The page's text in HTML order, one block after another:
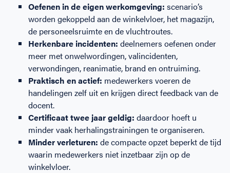
Oefenen in de eigen werkomgeving: scenario’s
worden gekoppeld aan de winkelvloer, het magazijn,
de personeelsruimte en de vluchtroutes.
Herkenbare incidenten: deelnemers oefenen onder
meer met onwelwordingen, valincidenten,
verwondingen, reanimatie, brand en ontruiming.
Praktisch en actief: medewerkers voeren de
handelingen zelf uit en krijgen direct feedback van de
docent.
Certificaat twee jaar geldig: daardoor hoeft u
minder vaak herhalingstrainingen te organiseren.
Minder verleturen: de compacte opzet beperkt de tijd
waarin medewerkers niet inzetbaar zijn op de
winkelvloer.